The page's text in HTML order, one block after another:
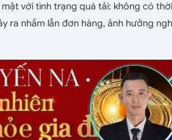
với tình trạng quá tải: không có
ra nhầm lẫn đơn hàng, ảnh hưởng